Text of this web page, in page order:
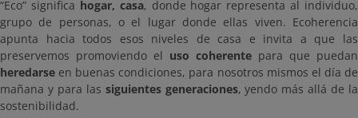
“Eco” significa hogar, casa, donde hogar representa al individuo,
grupo de personas, o el lugar donde ellas viven. Ecoherencia
apunta hacia todos esos niveles de casa e invita a que las
preservemos promoviendo el uso coherente para que puedan
heredarse en buenas condiciones, para nosotros mismos el día de
mañana y para las siguientes generaciones, yendo más allá de la
sostenibilidad.